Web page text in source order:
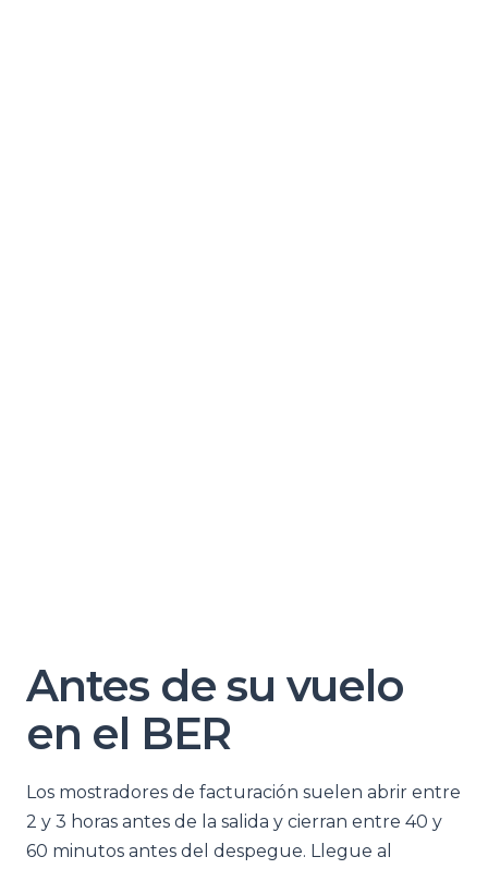
Antes de su vuelo
en el BER
Los mostradores de facturación suelen abrir entre
2 y 3 horas antes de la salida y cierran entre 40 y
60 minutos antes del despegue. Llegue al